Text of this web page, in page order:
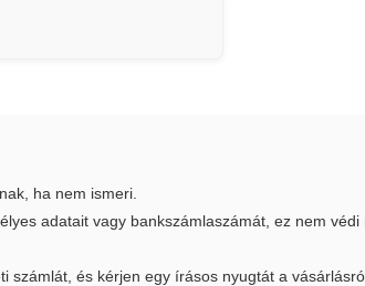
ha nem ismeri.
adatait vagy bankszámlaszámát, ez nem
számlát, és kérjen egy írásos nyugtát a